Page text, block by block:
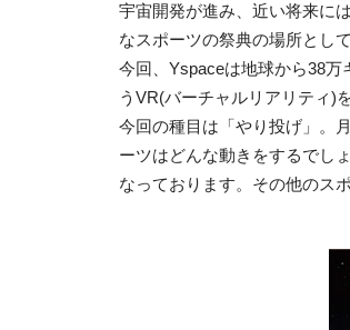
宇宙開発が進み、近い将来に
なスポーツの祭典の場所とし
今回、Yspaceは地球から38万
うVR(バーチャルリアリティ)
今回の種目は「やり投げ」。
ーツはどんな動きをするでし
なっております。その他のス